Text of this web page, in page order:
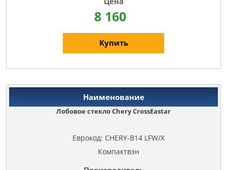
8 160
Купить
Лобовое стекло Chery CrossEastar
Еврокод: CHERY-B14 LFW/X
Компактвэн